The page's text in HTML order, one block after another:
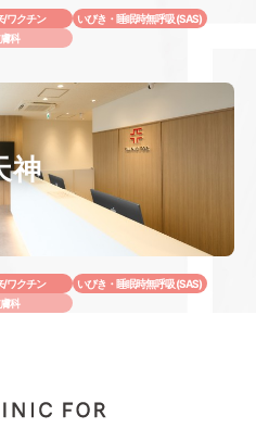
/ワクチン
いびき・睡眠時無呼吸 (SAS)
科
神
/ワクチン
いびき・睡眠時無呼吸 (SAS)
科